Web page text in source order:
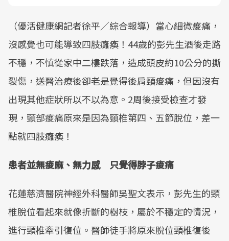
（優活健康網記者徐平／綜合報導）當心細微痠痛，
沒感覺也可能導致四肢癱瘓！44歲的彭先生酒後走路
不穩，不慎從家中二樓跌落，造成頭皮約10公分的撕
裂傷，送醫治療後卻老是覺得後肩頸痠痛，但因沒有
出現其他症狀所以不以為意。2周後接受檢查才發
現，頸部痠痛原來是因為頸椎第四、五節脫位，差一
點就四肢癱瘓！
患者並無痠麻、無力感 只覺得脖子痠痛
花蓮慈濟醫院神經外科醫師吳聖文表示，彭先生的頸
椎脫位看起來就像折斷的樹枝，屬於不穩定的情況，
進行頸椎牽引復位。醫師徒手將原來脫位頸椎復後